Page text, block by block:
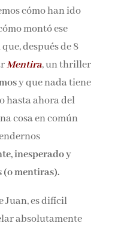
cómo han ido
montó ese
después de 8
Mentira, un thriller
y que nada tiene
hasta ahora del
cosa en común
inesperado y
(o mentiras).
Juan, es difícil
absolutamente
Pierdas
de amantes de la
noticias y
bandeja de entrada.
términos y condiciones